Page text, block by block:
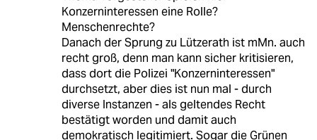
Konzerninteressen eine Rolle?
Menschenrechte?
Danach der Sprung zu Lützerath ist mMn. auch
recht groß, denn man kann sicher kritisieren,
dass dort die Polizei "Konzerninteressen"
durchsetzt, aber dies ist nun mal - durch
diverse Instanzen - als geltendes Recht
bestätigt worden und damit auch
demokratisch legitimiert. Sogar die Grünen